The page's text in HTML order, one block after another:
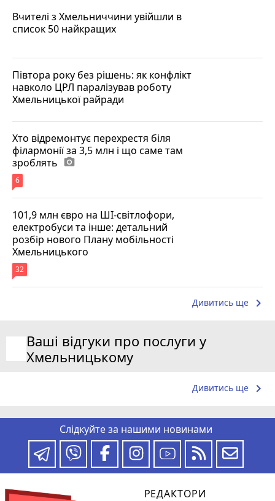
Вчителі з Хмельниччини увійшли в
список 50 найкращих
Півтора року без рішень: як конфлікт
навколо ЦРЛ паралізував роботу
Хмельницької райради
Хто відремонтує перехрестя біля
філармонії за 3,5 млн і що саме там
зроблять photo_camera
6
101,9 млн євро на ШІ-світлофори,
електробуси та інше: детальний
розбір нового Плану мобільності
Хмельницького
32
Дивитись ще keyboard_arrow_right
Ваші відгуки про послуги у
Хмельницькому
Дивитись ще keyboard_arrow_right
Слідкуйте за нашими новинами
РЕДАКТОРИ